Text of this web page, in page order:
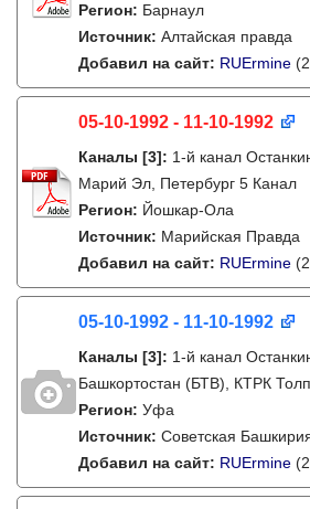
Регион: Барнаул
Источник: Алтайская правда
Добавил на сайт: RUErmine
05-10-1992 - 11-10-1992
Каналы [3]: 1-й канал
Марий Эл, Петербург 5 Канал
Регион: Йошкар-Ола
Источник: Марийская Правда
Добавил на сайт: RUErmine
05-10-1992 - 11-10-1992
Каналы [3]: 1-й канал
Башкортостан (БТВ), КТРК
Регион: Уфа
Источник: Советская
Добавил на сайт: RUErmine